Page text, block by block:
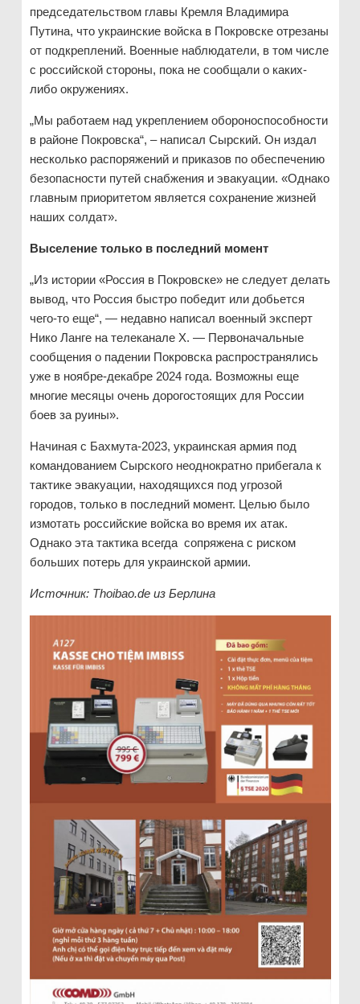
председательством главы Кремля Владимира
Путина, что украинские войска в Покровске отрезаны
от подкреплений. Военные наблюдатели, в том числе
с российской стороны, пока не сообщали о каких-
либо окружениях.
„Мы работаем над укреплением обороноспособности
в районе Покровска“, – написал Сырский. Он издал
несколько распоряжений и приказов по обеспечению
безопасности путей снабжения и эвакуации. «Однако
главным приоритетом является сохранение жизней
наших солдат».
Выселение только в последний момент
„Из истории «Россия в Покровске» не следует делать
вывод, что Россия быстро победит или добьется
чего-то еще“, — недавно написал военный эксперт
Нико Ланге на телеканале X. — Первоначальные
сообщения о падении Покровска распространялись
уже в ноябре-декабре 2024 года. Возможны еще
многие месяцы очень дорогостоящих для России
боев за руины».
Начиная с Бахмута-2023, украинская армия под
командованием Сырского неоднократно прибегала к
тактике эвакуации, находящихся под угрозой
городов, только в последний момент. Целью было
измотать российские войска во время их атак.
Однако эта тактика всегда сопряжена с риском
больших потерь для украинской армии.
Источник: Thoibao.de из Берлина